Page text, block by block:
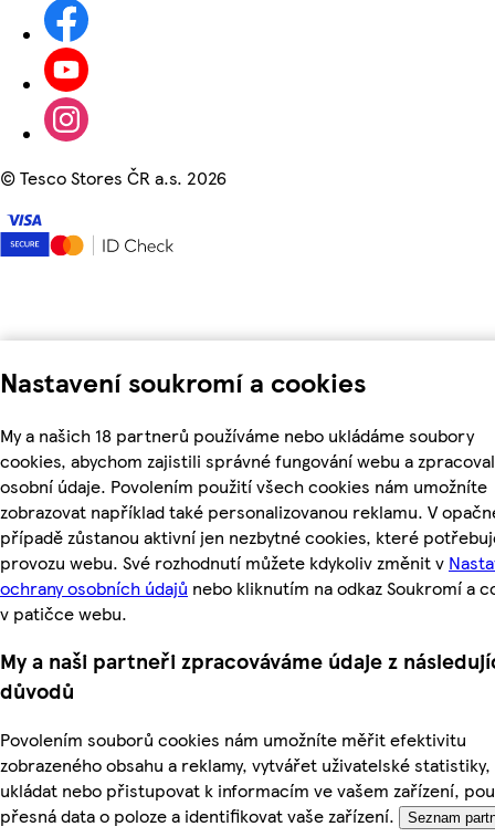
Nastavení soukromí a cookies
My a našich 18 partnerů používáme nebo ukládáme soubory
cookies, abychom zajistili správné fungování webu a
osobní údaje. Povolením použití všech cookies nám umožníte
zobrazovat například také personalizovanou reklamu. V
případě zůstanou aktivní jen nezbytné cookies, které
provozu webu. Své rozhodnutí můžete kdykoliv změnit v
ochrany osobních údajů nebo kliknutím na odkaz Soukromí a
v patičce webu.
My a naši partneři zpracováváme údaje z
důvodů
Povolením souborů cookies nám umožníte měřit efektivitu
zobrazeného obsahu a reklamy, vytvářet uživatelské statistiky,
ukládat nebo přistupovat k informacím ve vašem zařízení,
přesná data o poloze a identifikovat vaše zařízení.
Seznam
©Tesco Stores ČR a.s. 2026